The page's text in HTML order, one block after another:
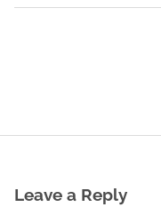
导
Leave a Reply